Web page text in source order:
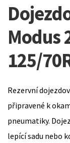
Modus
125/
Rezervní
připravené k
pneumatiky.
lepící sadu nebo